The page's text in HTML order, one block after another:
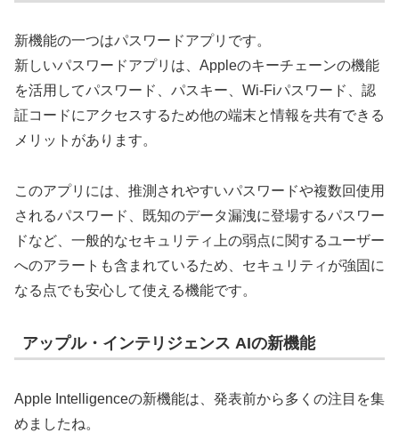
新機能の一つはパスワードアプリです。
新しいパスワードアプリは、Appleのキーチェーンの機能
を活用してパスワード、パスキー、Wi-Fiパスワード、認
証コードにアクセスするため他の端末と情報を共有できる
メリットがあります。
このアプリには、推測されやすいパスワードや複数回使用
されるパスワード、既知のデータ漏洩に登場するパスワー
ドなど、一般的なセキュリティ上の弱点に関するユーザー
へのアラートも含まれているため、セキュリティが強固に
なる点でも安心して使える機能です。
アップル・インテリジェンス AIの新機能
Apple Intelligenceの新機能は、発表前から多くの注目を集
めましたね。